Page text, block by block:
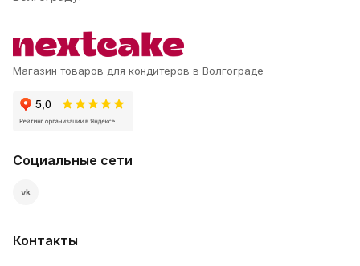
Магазин товаров для кондитеров в Волгограде
Социальные сети
vk
Контакты